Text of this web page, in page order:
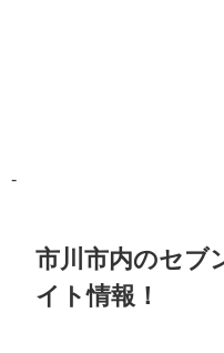
-
市川市内のセブ
イト情報！